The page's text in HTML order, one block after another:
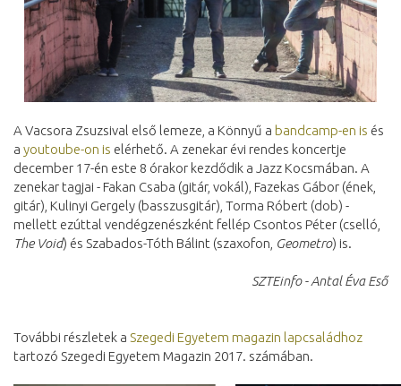
A Vacsora Zsuzsival első lemeze, a Könnyű a bandcamp-en is és
a youtoube-on is elérhető. A zenekar évi rendes koncertje
december 17-én este 8 órakor kezdődik a Jazz Kocsmában. A
zenekar tagjai - Fakan Csaba (gitár, vokál), Fazekas Gábor (ének,
gitár), Kulinyi Gergely (basszusgitár), Torma Róbert (dob) -
mellett ezúttal vendégzenészként fellép Csontos Péter (cselló,
The Void) és Szabados-Tóth Bálint (szaxofon, Geometro) is.
SZTEinfo - Antal Éva Eső
További részletek a Szegedi Egyetem magazin lapcsaládhoz
tartozó Szegedi Egyetem Magazin 2017. számában.